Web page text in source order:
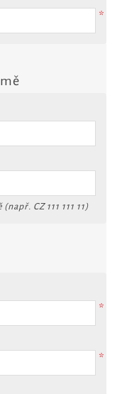
*
CZ 111 111 11)
*
*